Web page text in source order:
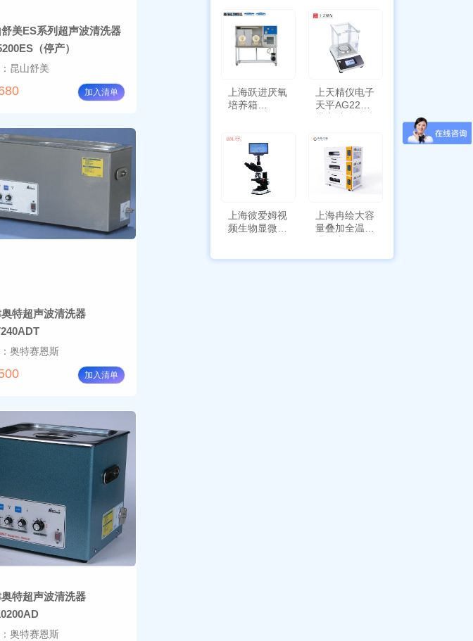
美ES系列超声波清洗器
（停产）
昆山舒美
加入清单
特超声波清洗器
奥特赛恩斯
加入清单
特超声波清洗器
奥特赛恩斯
上海跃进厌氧
培养箱
上天精仪电子
天平AG2255
上海彼爱姆视
频生物显微镜
上海冉绘大容
量叠加全温恒